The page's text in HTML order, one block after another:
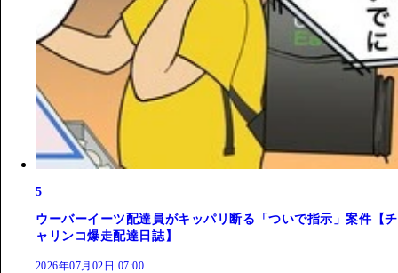
5
ウーバーイーツ配達員がキッパリ断る「ついで指示」案件【チ
ャリンコ爆走配達日誌】
2026年07月02日 07:00